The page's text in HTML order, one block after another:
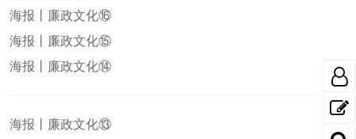
海报丨廉政文化⑯
海报丨廉政文化⑮
海报丨廉政文化⑭
海报丨廉政文化⑬